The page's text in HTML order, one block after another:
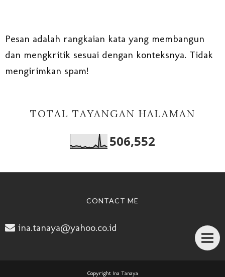
Pesan adalah rangkaian kata yang membangun
dan mengkritik sesuai dengan konteksnya. Tidak
mengirimkan spam!
TOTAL TAYANGAN HALAMAN
506,552
CONTACT ME
ina.tanaya@yahoo.co.id
Copyright Ina Tanaya